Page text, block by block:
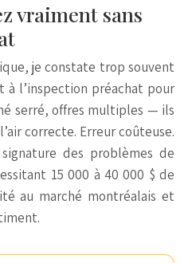
vraiment sans
je constate trop souvent
à l’inspection préachat pour
serré, offres multiples — ils
correcte. Erreur coûteuse.
des problèmes de
15 000 à 40 000 $ de
au marché montréalais et